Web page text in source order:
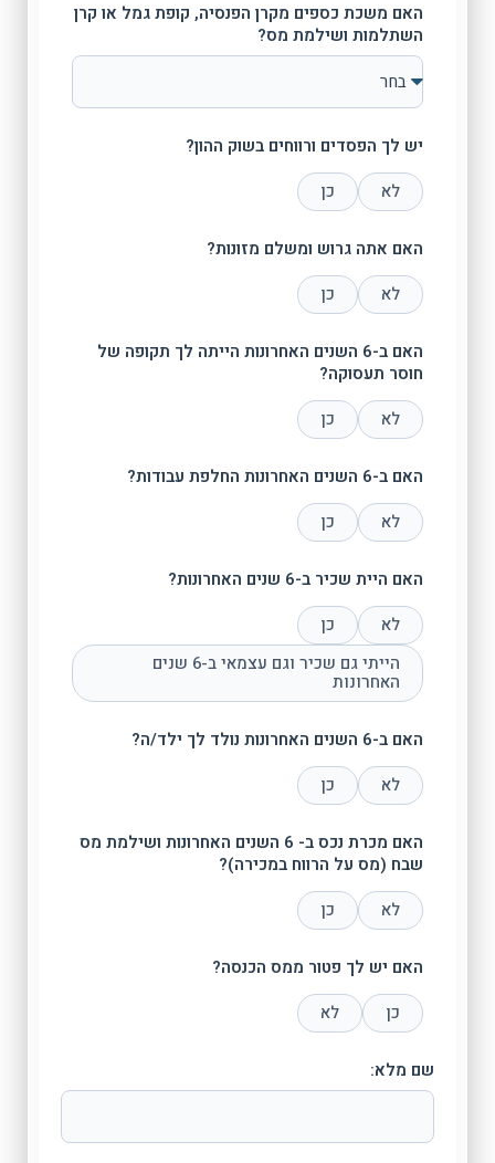
האם משכת כספים מקרן הפנסיה, קופת גמל או קרן
השתלמות ושילמת מס?
יש לך הפסדים ורווחים בשוק ההון?
לא
כן
האם אתה גרוש ומשלם מזונות?
לא
כן
האם ב-6 השנים האחרונות הייתה לך תקופה של
חוסר תעסוקה?
לא
כן
האם ב-6 השנים האחרונות החלפת עבודות?
לא
כן
האם היית שכיר ב-6 שנים האחרונות?
לא
כן
הייתי גם שכיר וגם עצמאי ב-6 שנים
האחרונות
האם ב-6 השנים האחרונות נולד לך ילד/ה?
לא
כן
האם מכרת נכס ב- 6 השנים האחרונות ושילמת מס
שבח (מס על הרווח במכירה)?
לא
כן
האם יש לך פטור ממס הכנסה?
כן
לא
שם מלא: